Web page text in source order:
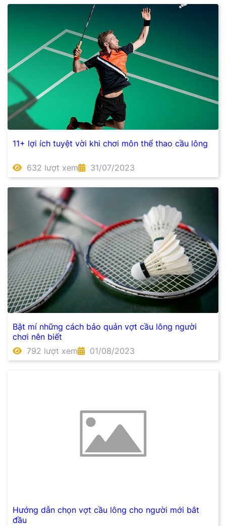
11+ lợi ích tuyệt vời khi chơi môn thể thao cầu lông
632 lượt xem 31/07/2023
Bật mí những cách bảo quản vợt cầu lông người
chơi nên biết
792 lượt xem
01/08/2023
Hướng dẫn chọn vợt cầu lông cho người mới bắt
đầu